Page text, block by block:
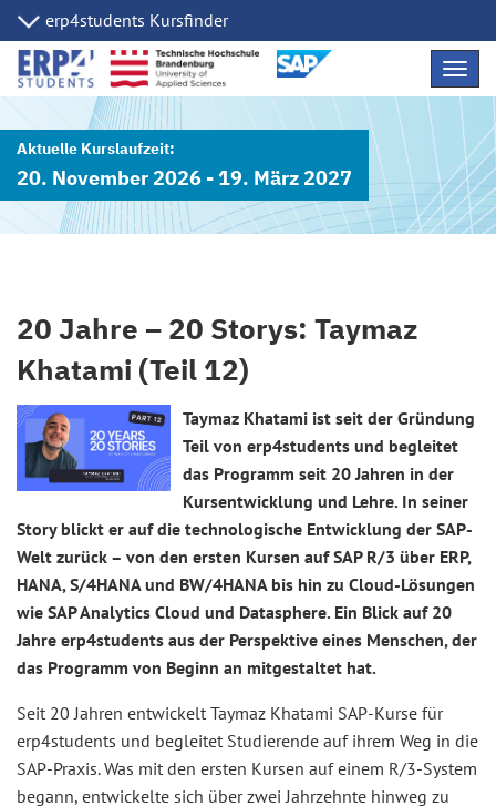
20. November 2026 - 19. März 2027
20 Jahre – 20 Storys: Taymaz
Khatami (Teil 12)
Taymaz Khatami ist seit der Gründung
Teil von erp4students und begleitet
das Programm seit 20 Jahren in der
Kursentwicklung und Lehre. In seiner
Story blickt er auf die technologische Entwicklung der SAP-
Welt zurück – von den ersten Kursen auf SAP R/3 über ERP,
HANA, S/4HANA und BW/4HANA bis hin zu Cloud-Lösungen
wie SAP Analytics Cloud und Datasphere. Ein Blick auf 20
Jahre erp4students aus der Perspektive eines Menschen, der
das Programm von Beginn an mitgestaltet hat.
Seit 20 Jahren entwickelt Taymaz Khatami SAP-Kurse für
erp4students und begleitet Studierende auf ihrem Weg in die
SAP-Praxis. Was mit den ersten Kursen auf einem R/3-System
begann, entwickelte sich über zwei Jahrzehnte hinweg zu